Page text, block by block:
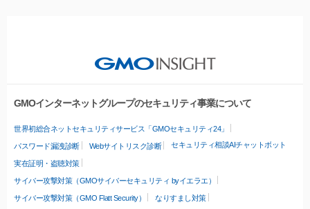
GMOインターネットグループのセキュリティ事業について
世界初総合ネットセキュリティサービス「GMOセキュリティ24」
パスワード漏洩診断 Webサイトリスク診断 セキュリティ相談AIチャットボット
実在証明・盗聴対策
サイバー攻撃対策（GMOサイバーセキュリティ byイエラエ）
サイバー攻撃対策（GMO Flatt Security）
なりすまし対策